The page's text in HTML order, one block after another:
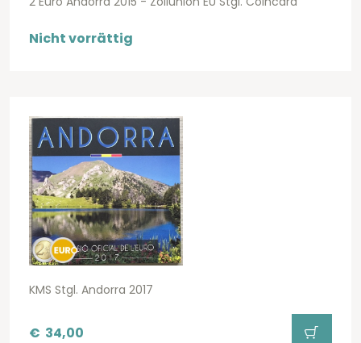
Nicht vorrättig
KMS Stgl. Andorra 2017
€ 34,00